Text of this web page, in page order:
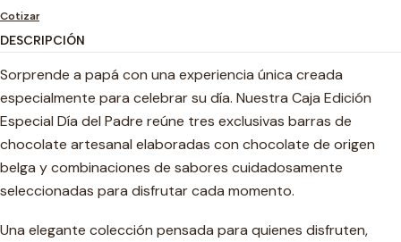
Cotizar
DESCRIPCIÓN
Sorprende a papá con una experiencia única creada
especialmente para celebrar su día. Nuestra Caja Edición
Especial Día del Padre reúne tres exclusivas barras de
chocolate artesanal elaboradas con chocolate de origen
belga y combinaciones de sabores cuidadosamente
seleccionadas para disfrutar cada momento.
Una elegante colección pensada para quienes disfruten,